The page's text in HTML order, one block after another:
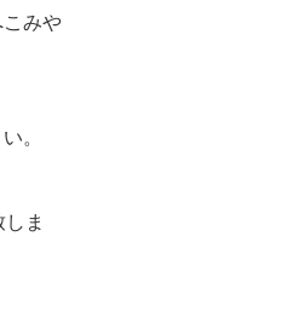
みや
。
ま